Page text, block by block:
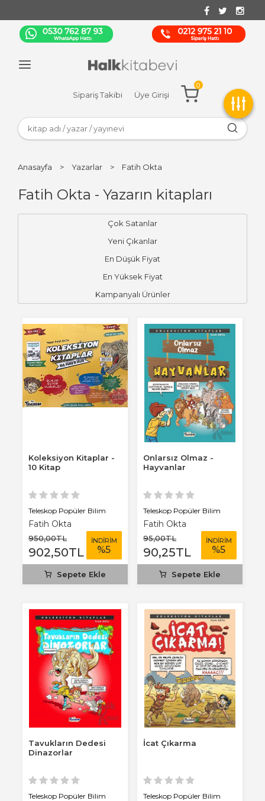
Sipariş Takibi Üye Girişi
0
Anasayfa > Yazarlar > Fatih Okta
Fatih Okta - Yazarın kitapları
Çok Satanlar
Yeni Çıkanlar
En Düşük Fiyat
En Yüksek Fiyat
Kampanyalı Ürünler
Koleksiyon Kitaplar -
10 Kitap
Teleskop Popüler Bilim
Fatih Okta
950,00TL
902,50TL
İNDİRİM
%5
Sepete Ekle
Onlarsız Olmaz -
Hayvanlar
Teleskop Popüler Bilim
Fatih Okta
95,00TL
90,25TL
İNDİRİM
%5
Sepete Ekle
Tavukların Dedesi
Dinazorlar
Teleskop Popüler Bilim
İcat Çıkarma
Teleskop Popüler Bilim